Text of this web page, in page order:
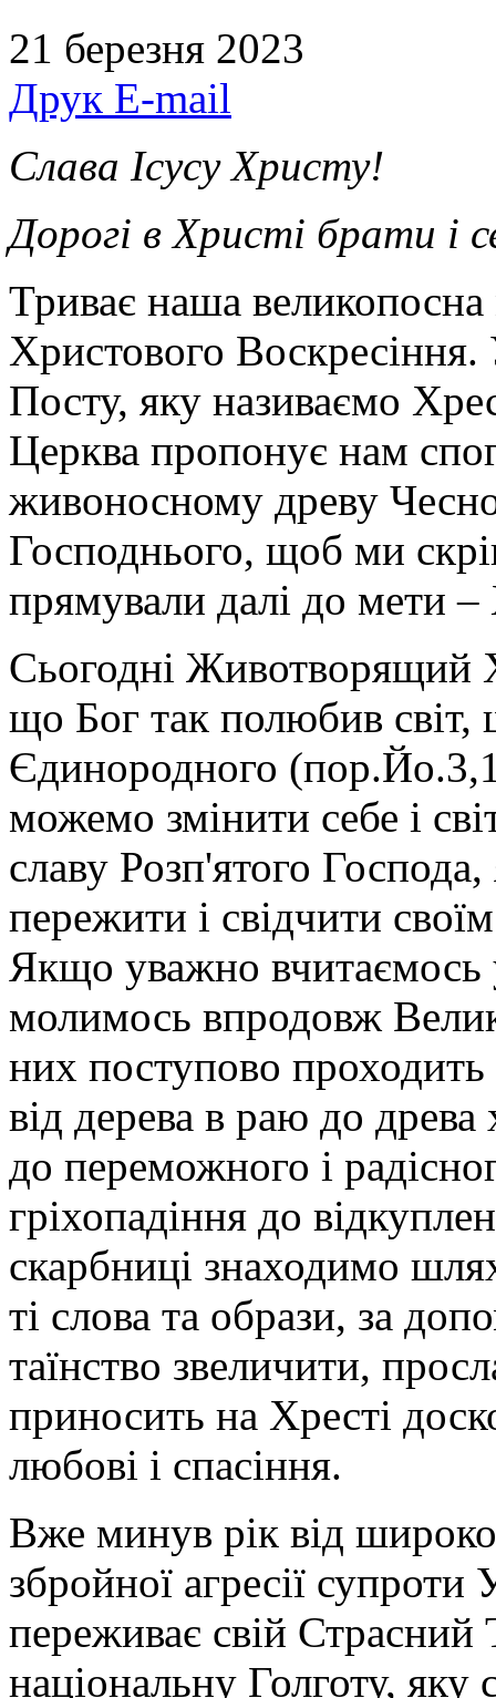
21 березня 2023
Друк E-mail
Слава Ісусу Христу!
Дорогі в Христі брати і
Триває наша великопосна
Христового
Посту, яку називаємо
Церква пропонує нам
живоносному древу
Господнього, щоб ми
прямували далі до мети
Сьогодні Животворящий
що Бог так полюбив світ,
Єдинородного
можемо змінити себе і
славу Розп'ятого
пережити і свідчити
Якщо уважно вчитаємось
молимось впродовж
них поступово проходить
від дерева в раю до
до переможного і
гріхопадіння до
скарбниці знаходимо
ті слова та образи, за
таїнство звеличити,
приносить на Хресті
любові і спасіння.
Вже минув рік від
збройної агресії
переживає свій Страсний
національну Голготу,